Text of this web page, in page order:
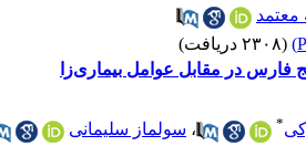
معتمد
(۲۳۰۸ دریافت)
فارس در مقابل عوامل بیماری‌زا
* ، سولماز سلیمانی